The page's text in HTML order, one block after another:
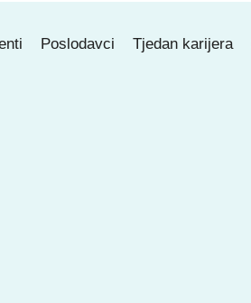
Poslodavci Tjedan karijera